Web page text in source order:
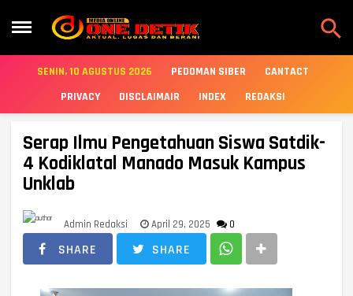

SENIN, 10 AGUSTUS 2026 PEDOMAN SIBER
CANTACT
PRIVACY
DISCLAIMAIR INDEX REDAKSI
Serap Ilmu Pengetahuan Siswa Satdik-
4 Kodiklatal Manado Masuk Kampus
Unklab
Admin Redaksi April 29, 2025 0
SHARE SHARE